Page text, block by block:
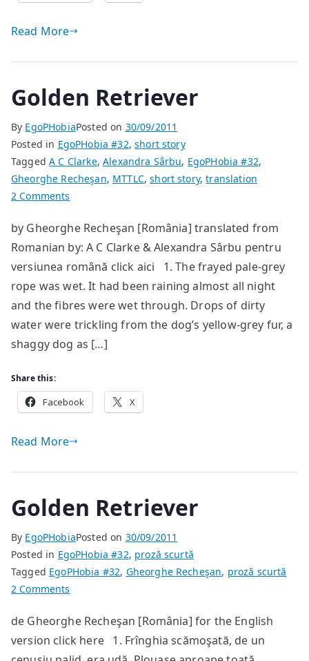
Read More
Golden Retriever
By EgoPHobiaPosted on 30/09/2011
Posted in EgoPHobia #32,short story
TaggedA C Clarke,Alexandra Sârbu, EgoPHobia #32,
Gheorghe Recheşan, MTTLC,short story,translation
2 Comments
Retriever
by Gheorghe Recheşan [România] translated from
Romanian by: A C Clarke & Alexandra Sârbu pentru
versiunea română click aici 1. The frayed pale-grey
rope was wet. It had been raining almost all night
and the fibres were wet through. Drops of dirty
water were trickling from the dog’s yellow-grey fur, a
shaggy dog as […]
Share this:
Facebook X
Read More
Golden Retriever
By EgoPHobiaPosted on 30/09/2011
Posted in EgoPHobia #32, proză scurtă
Tagged EgoPHobia #32, Gheorghe Recheşan, proză scurtă
2 Comments
Retriever
de Gheorghe Recheşan [România] for the English
version click here 1. Frînghia scămoşată, de un